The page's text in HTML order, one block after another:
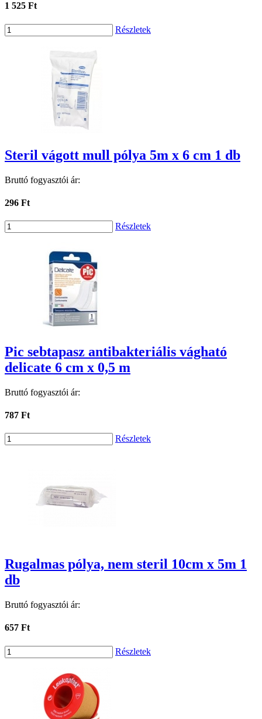
1 525 Ft
Részletek
Steril vágott mull pólya 5m x 6 cm 1 db
Bruttó fogyasztói ár:
296 Ft
Részletek
Pic sebtapasz antibakteriális vágható
delicate 6 cm x 0,5 m
Bruttó fogyasztói ár:
787 Ft
Részletek
Rugalmas pólya, nem steril 10cm x 5m 1
db
Bruttó fogyasztói ár:
657 Ft
Részletek